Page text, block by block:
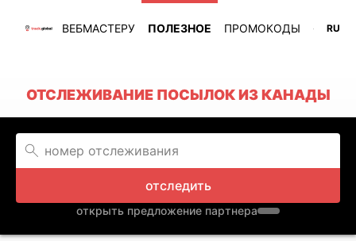
ВЕБМАСТЕРУ ПОЛЕЗНОЕ ПРОМОКОДЫ RU
ОТСЛЕЖИВАНИЕ ПОСЫЛОК ИЗ КАНАДЫ
отследить
открыть предложение партнера